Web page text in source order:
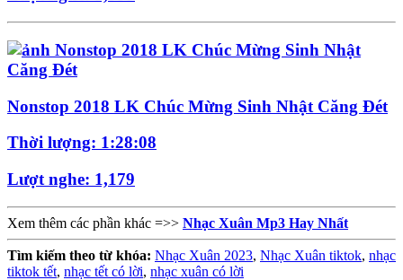
Nonstop 2018 LK Chúc Mừng Sinh Nhật Căng Đét
Thời lượng: 1:28:08
Lượt nghe: 1,179
Xem thêm các phần khác =>> Nhạc Xuân Mp3 Hay Nhất
Tìm kiếm theo từ khóa: Nhạc Xuân 2023, Nhạc Xuân tiktok, nhạc
tiktok tết, nhạc tết có lời, nhạc xuân có lời